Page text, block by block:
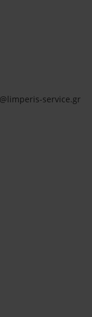
service.gr